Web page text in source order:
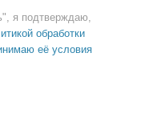
я подтверждаю,
обработки
её условия